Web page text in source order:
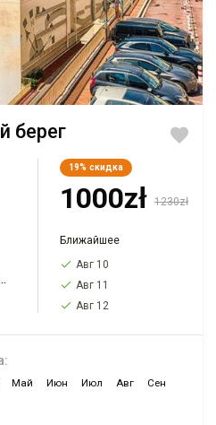
берег
19% скидка
1000zł 1230zł
Ближайшее
Авг 10
Авг 11
Авг 12
Май Июн Июл Авг
Сен